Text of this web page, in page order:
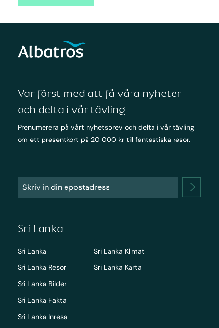
Var först med att få våra nyheter
och delta i vår tävling
Prenumerera på vårt nyhetsbrev och delta i vår tävling
om ett presentkort på 20 000 kr till fantastiska resor.
Sri Lanka
Sri Lanka
Sri Lanka Resor
Sri Lanka Bilder
Sri Lanka Fakta
Sri Lanka Inresa
Sri Lanka Klimat
Sri Lanka Karta